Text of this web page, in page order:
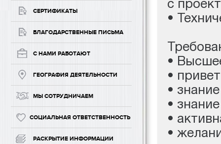
СЕРТИФИКАТЫ
БЛАГОДАРСТВЕННЫЕ ПИСЬМА
С НАМИ РАБОТАЮТ
ГЕОГРАФИЯ ДЕЯТЕЛЬНОСТИ
МЫ СОТРУДНИЧАЕМ
СОЦИАЛЬНАЯ ОТВЕТСТВЕННОСТЬ
РАСКРЫТИЕ ИНФОРМАЦИИ
с
•
•
•
•
•
•
•